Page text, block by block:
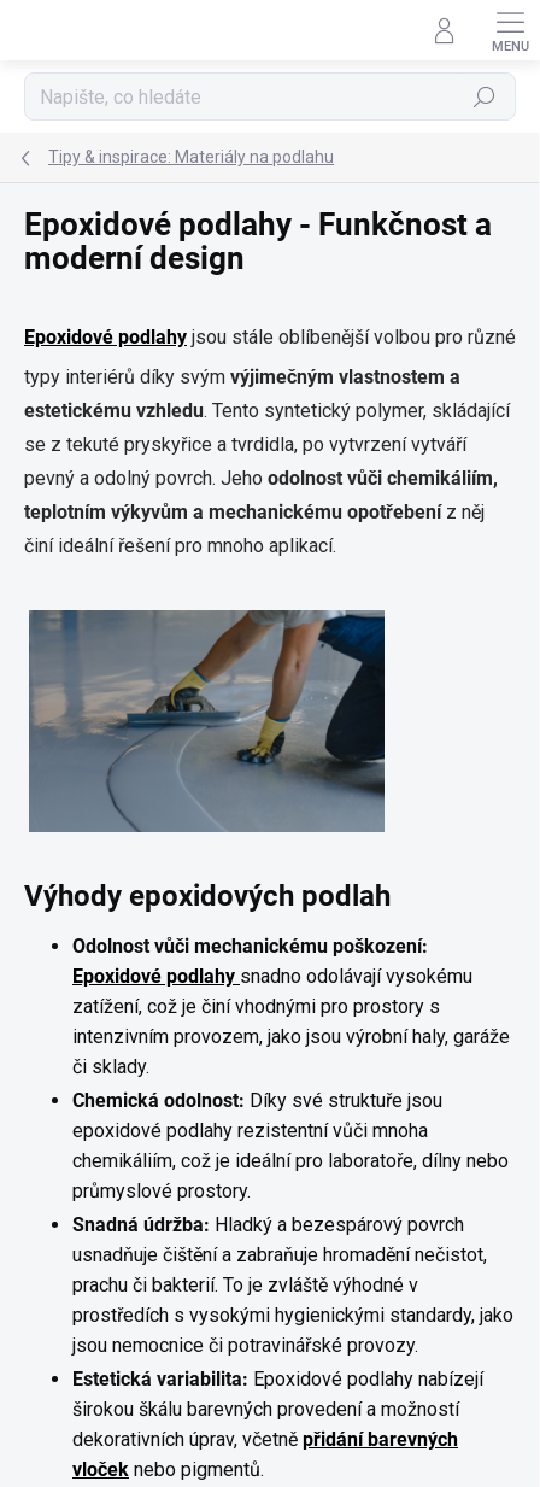
Hledat
Tipy & inspirace: Materiály na podlahu
Epoxidové podlahy - Funkčnost a
moderní design
Epoxidové podlahy jsou stále oblíbenější volbou pro různé
typy interiérů díky svým výjimečným vlastnostem a
estetickému vzhledu. Tento syntetický polymer, skládající
se z tekuté pryskyřice a tvrdidla, po vytvrzení vytváří
pevný a odolný povrch. Jeho odolnost vůči chemikáliím,
teplotním výkyvům a mechanickému opotřebeníz něj
činí ideální řešení pro mnoho aplikací.
Výhody epoxidových podlah
Odolnost vůči mechanickému poškození:
Epoxidové podlahy snadno odolávají vysokému
zatížení, což je činí vhodnými pro prostory s
intenzivním provozem, jako jsou výrobní haly, garáže
či sklady.
Chemická odolnost: Díky své struktuře jsou
epoxidové podlahy rezistentní vůči mnoha
chemikáliím, což je ideální pro laboratoře, dílny nebo
průmyslové prostory.
Snadná údržba: Hladký a bezespárový povrch
usnadňuje čištění a zabraňuje hromadění nečistot,
prachu či bakterií. To je zvláště výhodné v
prostředích s vysokými hygienickými standardy, jako
jsou nemocnice či potravinářské provozy.
Estetická variabilita: Epoxidové podlahy nabízejí
širokou škálu barevných provedení a možností
dekorativních úprav, včetně přidání barevných
vloček nebo pigmentů.